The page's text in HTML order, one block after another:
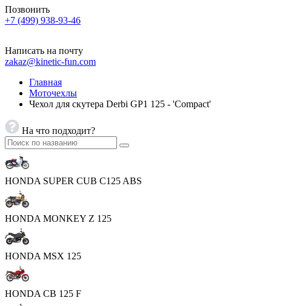
Позвонить
+7 (499) 938-93-46
Написать на почту
zakaz@kinetic-fun.com
Главная
Моточехлы
Чехол для скутера Derbi GP1 125 - 'Compact'
На что подходит?
HONDA SUPER CUB C125 ABS
HONDA MONKEY Z 125
HONDA MSX 125
HONDA CB 125 F